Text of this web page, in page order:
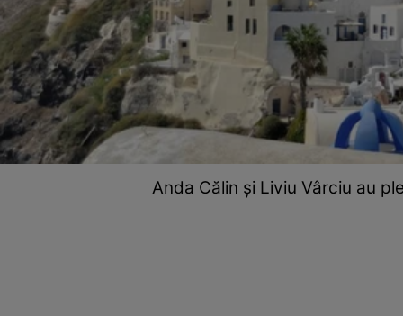
Anda Călin și Liviu Vârciu au